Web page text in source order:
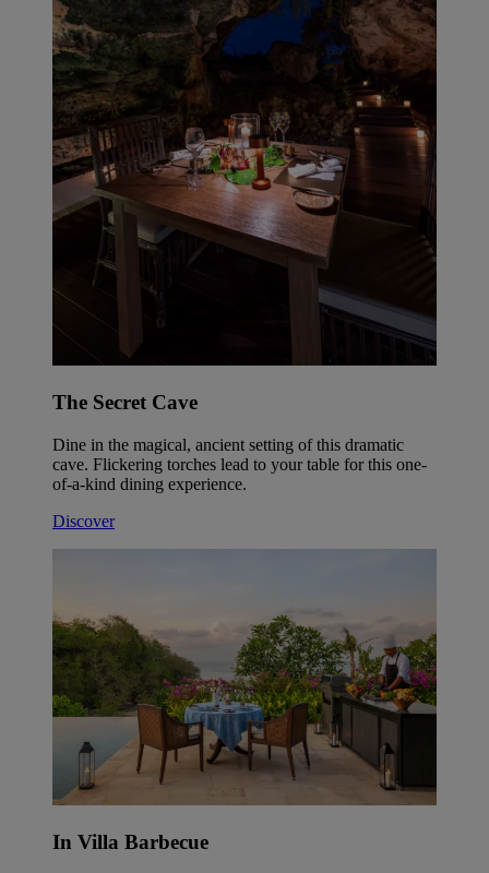
The Secret Cave
Dine in the magical, ancient setting of this dramatic
cave. Flickering torches lead to your table for this one-
of-a-kind dining experience.
Discover
In Villa Barbecue